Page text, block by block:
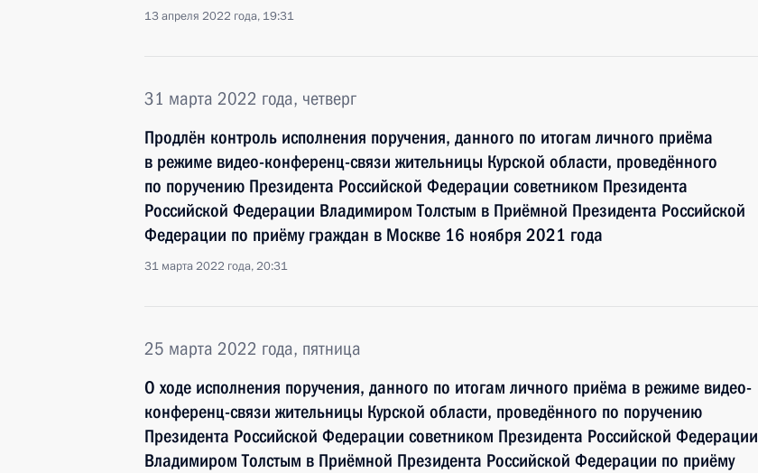
13 апреля 2022 года, 19:31
31 марта 2022 года, четверг
Продлён контроль исполнения поручения, данного по итогам личного приёма
в режиме видео-конференц-связи жительницы Курской области, проведённого
по поручению Президента Российской Федерации советником Президента
Российской Федерации Владимиром Толстым в Приёмной Президента Российской
Федерации по приёму граждан в Москве 16 ноября 2021 года
31 марта 2022 года, 20:31
25 марта 2022 года, пятница
О ходе исполнения поручения, данного по итогам личного приёма в режиме видео-
конференц-связи жительницы Курской области, проведённого по поручению
Президента Российской Федерации советником Президента Российской Федерации
Владимиром Толстым в Приёмной Президента Российской Федерации по приёму